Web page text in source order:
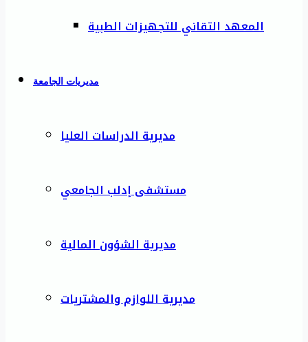
المعهد التقاني للتجهيزات الطبية
مديريات الجامعة
مديرية الدراسات العليا
مستشفى إدلب الجامعي
مديرية الشؤون المالية
مديرية اللوازم والمشتريات